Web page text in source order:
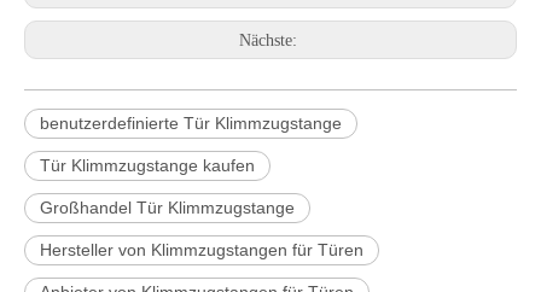
Nächste:
benutzerdefinierte Tür Klimmzugstange
Tür Klimmzugstange kaufen
Großhandel Tür Klimmzugstange
Hersteller von Klimmzugstangen für Türen